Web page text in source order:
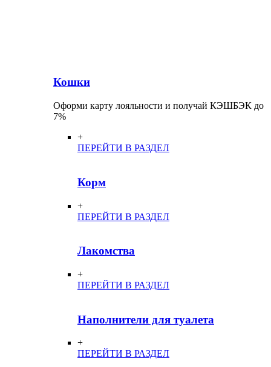
Кошки
Оформи карту лояльности и получай КЭШБЭК до
7%
+
ПЕРЕЙТИ В РАЗДЕЛ
Корм
+
ПЕРЕЙТИ В РАЗДЕЛ
Лакомства
+
ПЕРЕЙТИ В РАЗДЕЛ
Наполнители для туалета
+
ПЕРЕЙТИ В РАЗДЕЛ